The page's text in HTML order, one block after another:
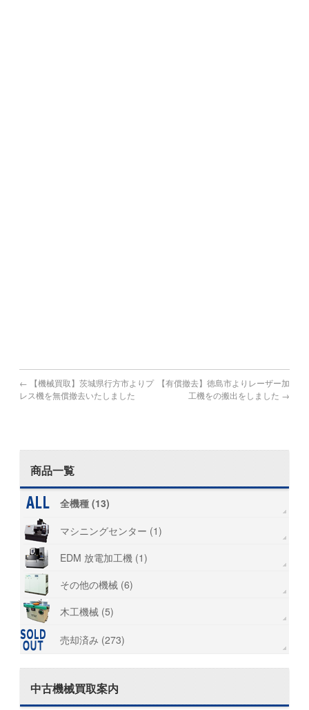
← 【機械買取】茨城県行方市よりプ
レス機を無償撤去いたしました
【有償撤去】徳島市よりレーザー加
工機をの搬出をしました →
商品一覧
全機種 (13)
マシニングセンター (1)
EDM 放電加工機 (1)
その他の機械 (6)
木工機械 (5)
売却済み (273)
中古機械買取案内